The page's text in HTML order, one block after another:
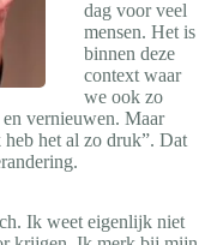
dag voor veel
mensen. Het is
binnen deze
context waar
we ook zo
vernieuwen. Maar
heb het al zo druk”. Dat
Ik weet eigenlijk niet